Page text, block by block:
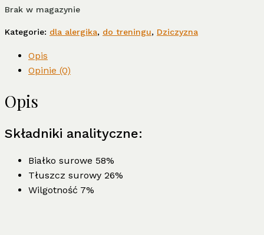
Brak w magazynie
Kategorie: dla alergika, do treningu, Dziczyzna
Opis
Opinie (0)
Opis
Składniki analityczne:
Białko surowe 58%
Tłuszcz surowy 26%
Wilgotność 7%